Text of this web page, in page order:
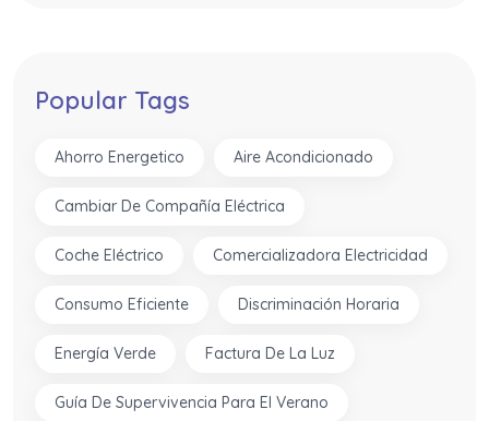
Popular Tags
Ahorro Energetico Aire Acondicionado
Cambiar De Compañía Eléctrica
Coche Eléctrico Comercializadora Electricidad
Consumo Eficiente Discriminación Horaria
Energía Verde Factura De La Luz
Guía De Supervivencia Para El Verano